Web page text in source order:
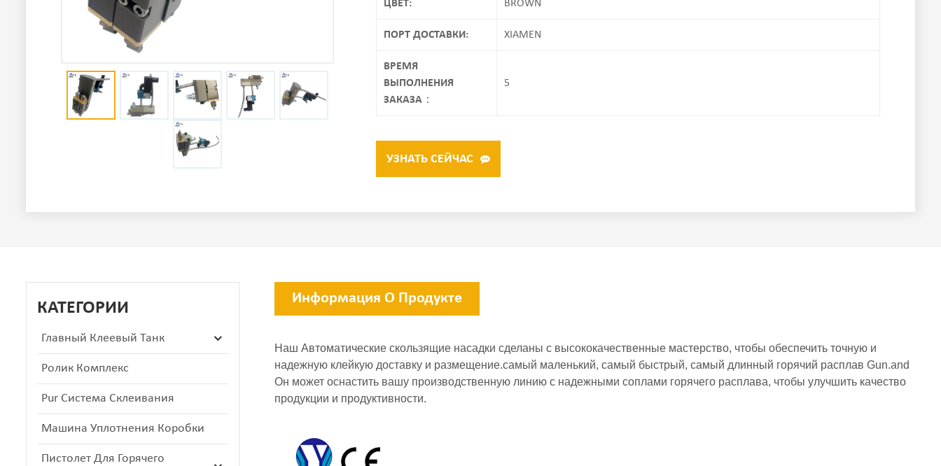
ЦВЕТ: BROWN
ПОРТ ДОСТАВКИ: XIAMEN
ВРЕМЯ
ВЫПОЛНЕНИЯ
ЗАКАЗА：
5
УЗНАТЬ СЕЙЧАС
КАТЕГОРИИ
Главный Клеевый Танк
Ролик Комплекс
Pur Система Склеивания
Машина Уплотнения Коробки
Пистолет Для Горячего
Информация О Продукте
Наш Автоматические скользящие насадки сделаны с высококачественные мастерство, чтобы обеспечить точную и
надежную клейкую доставку и размещение.самый маленький, самый быстрый, самый длинный горячий расплав Gun.and
Он может оснастить вашу производственную линию с надежными соплами горячего расплава, чтобы улучшить качество
продукции и продуктивности.